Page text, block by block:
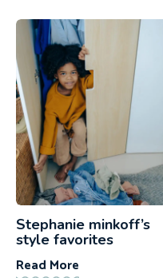
Stephanie minkoff’s
style favorites
Read More